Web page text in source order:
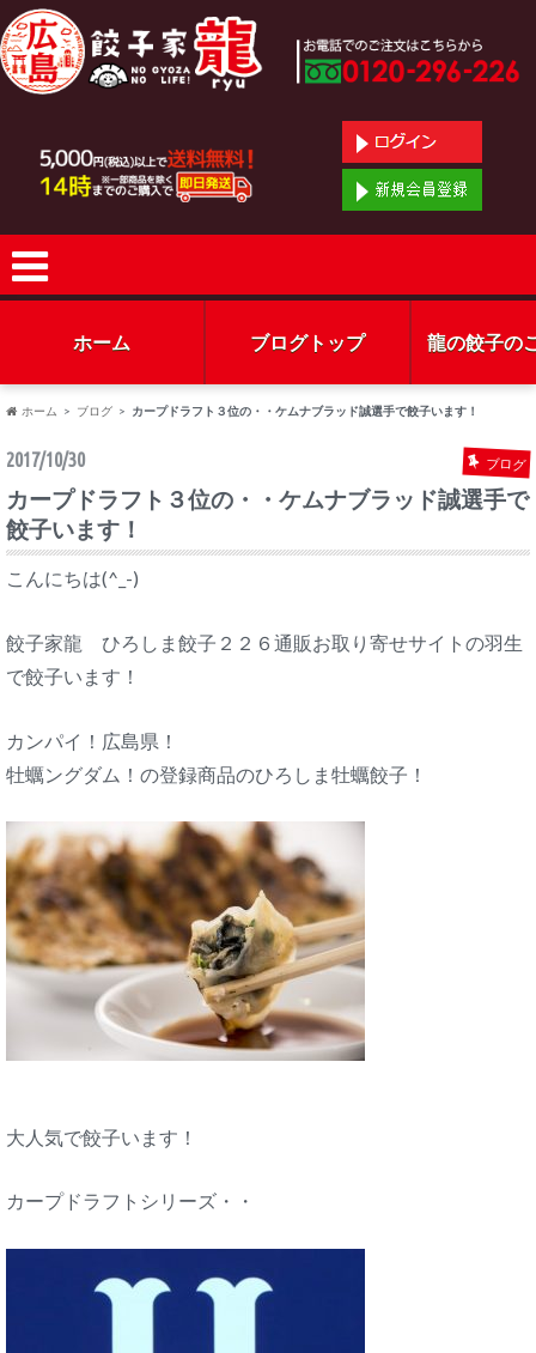
ホーム ブログトップ 龍の餃子の
ホーム ブログ カープドラフト３位の・・ケムナブラッド誠選手で餃子います！
2017/10/30 ブログ
カープドラフト３位の・・ケムナブラッド誠選手で
餃子います！
こんにちは(^_-)
餃子家龍 ひろしま餃子２２６通販お取り寄せサイトの羽生
で餃子います！
カンパイ！広島県！
牡蠣ングダム！の登録商品のひろしま牡蠣餃子！
大人気で餃子います！
カープドラフトシリーズ・・